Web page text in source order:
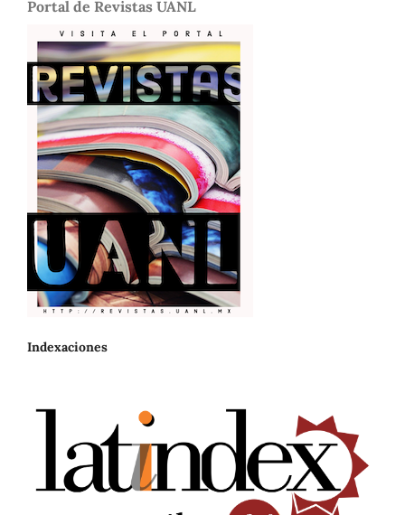
Portal de Revistas UANL
Indexaciones